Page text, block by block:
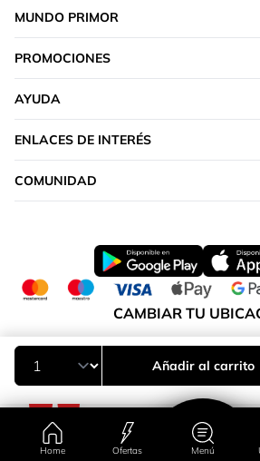
Home Ofertas Menú
Añadir al carrito
MUNDO PRIMOR
PROMOCIONES
AYUDA
ENLACES DE INTERÉS
COMUNIDAD
CAMBIAR TU
Península y Baleares